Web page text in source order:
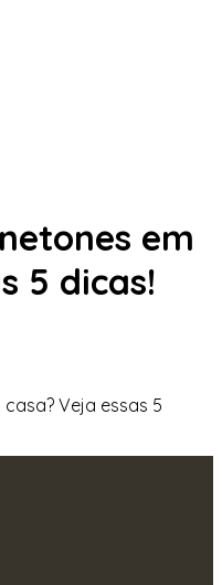
em
5 dicas!
Veja essas 5